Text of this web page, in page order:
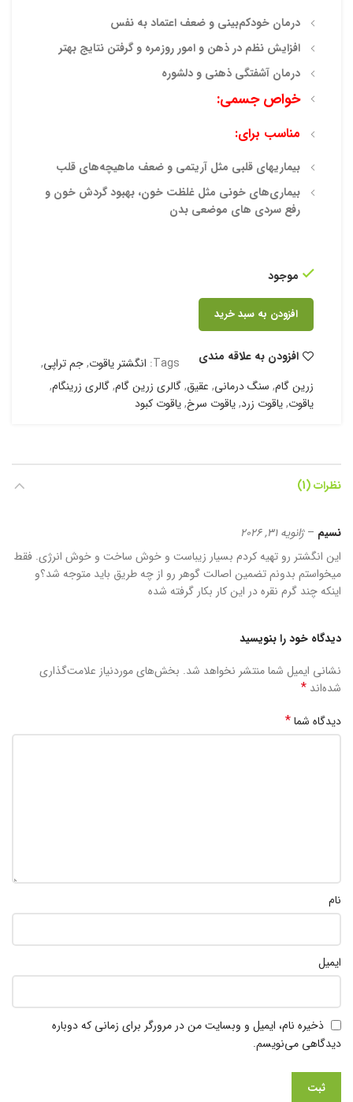
درمان خودکم‌بینی و ضعف اعتماد به نفس
افزایش نظم در ذهن و امور روزمره و گرفتن نتایج بهتر
درمان آشفتگی ذهنی و دلشوره
خواص جسمی:
مناسب برای:
بیماریهای قلبی مثل آریتمی و ضعف ماهیچه‌های قلب
بیماری‌های خونی مثل غلظت خون، بهبود گردش خون و
رفع سردی های موضعی بدن
موجود
افزودن به سبد خرید
افزودن به علاقه مندی Tags: انگشتر یاقوت,جم تراپی,
زرین گام, سنگ درمانی, عقیق,گالری زرین گام,گالری زرینگام,
یاقوت,یاقوت زرد,یاقوت سرخ,یاقوت کبود
نظرات (1)
نسیم – ژانویه 31, 2026
این انگشتر رو تهیه کردم بسیار زیباست و خوش ساخت و خوش انرژی. فقط
میخواستم بدونم تضمین اصالت گوهر رو از چه طریق باید متوجه شد؟و
اینکه چند گرم نقره در این کار بکار گرفته شده
دیدگاه خود را بنویسید
نشانی ایمیل شما منتشر نخواهد شد. بخش‌های موردنیاز علامت‌گذاری
شده‌اند *
دیدگاه شما*
نام
ایمیل
ذخیره نام، ایمیل و وبسایت من در مرورگر برای زمانی که دوباره
دیدگاهی می‌نویسم.